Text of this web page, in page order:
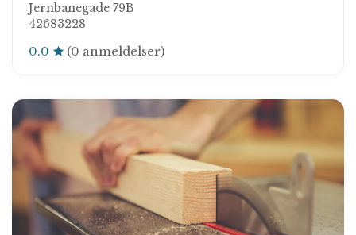
Jernbanegade 79B
42683228
0.0 (0 anmeldelser)